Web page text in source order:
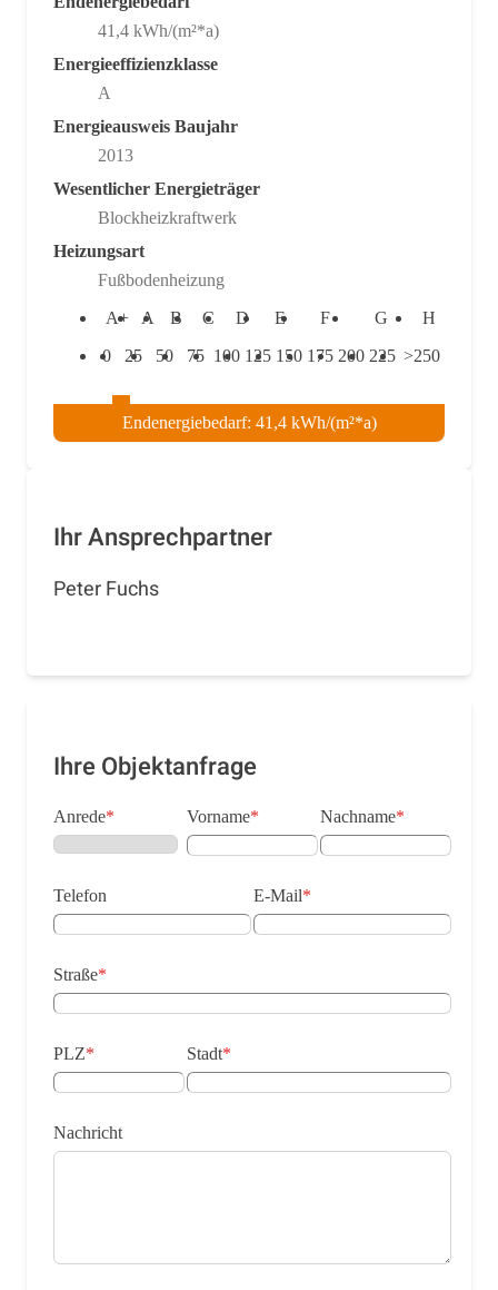
41,4 kWh/(m²*a)
Energieeffizienzklasse
A
Energieausweis Baujahr
2013
Wesentlicher Energieträger
Blockheizkraftwerk
Heizungsart
Fußbodenheizung
A+
A B C D E F G
H
0
25 50 75 100 125 150 175 200 225 >250
Endenergiebedarf: 41,4 kWh/(m²*a)
Ihr Ansprechpartner
Peter Fuchs
Ihre Objektanfrage
Anrede* Vorname* Nachname*
Telefon E-Mail*
Straße*
PLZ* Stadt*
Nachricht